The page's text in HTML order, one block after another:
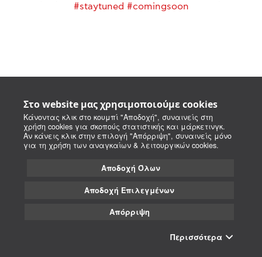
Στο website μας χρησιμοποιούμε cookies
Κάνοντας κλικ στο κουμπί "Αποδοχή", συναινείς στη
χρήση cookies για σκοπούς στατιστικής και μάρκετινγκ.
Αν κάνεις κλικ στην επιλογή "Απόρριψη", συναινείς μόνο
για τη χρήση των αναγκαίων & λειτουργικών cookies.
Αποδοχή Όλων
Αποδοχή Επιλεγμένων
Απόρριψη
Περισσότερα
#staytuned #comingsoon